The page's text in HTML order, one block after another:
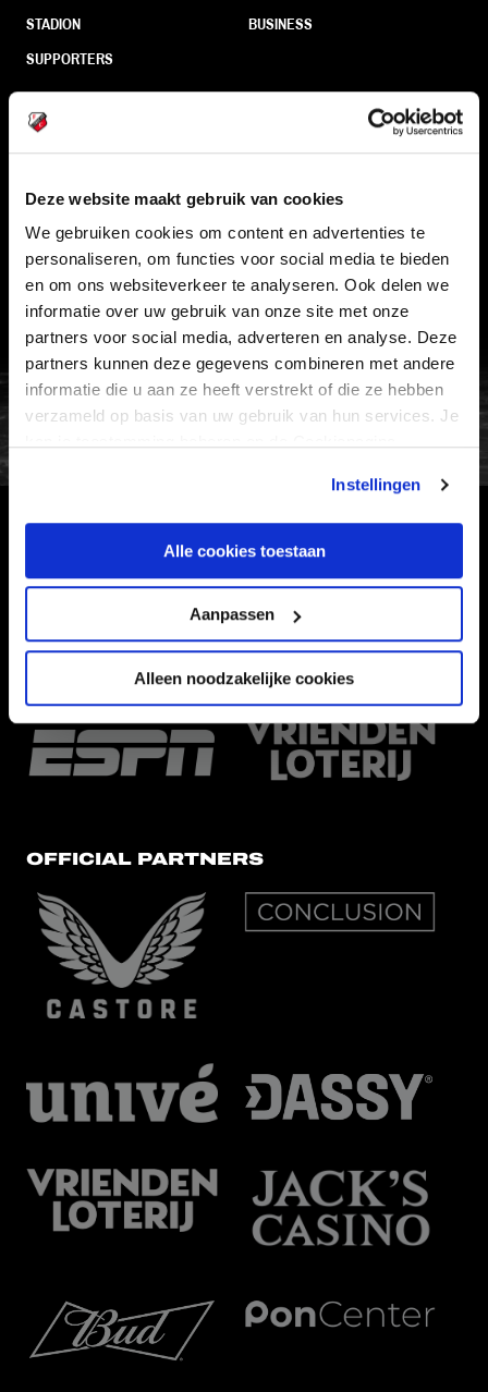
Deze website maakt gebruik van cookies
We gebruiken cookies om content en advertenties te
personaliseren, om functies voor social media te bieden
en om ons websiteverkeer te analyseren. Ook delen we
informatie over uw gebruik van onze site met onze
partners voor social media, adverteren en analyse. Deze
partners kunnen deze gegevens combineren met andere
informatie die u aan ze heeft verstrekt of die ze hebben
verzameld op basis van uw gebruik van hun services. Je
Instellingen
Alle cookies toestaan
Aanpassen
Alleen noodzakelijke cookies
STADION
SUPPORTERS
BUSINESS
Informatie
VEELGESTELDE VRAGEN
CONTACT
WERKEN BIJ
VERTROUWENSPERSOON
FC Utrecht<br>vanuit<br>het
HOOFDSPONSOR
EREDIVISIEPARTNERS
OFFICIAL PARTNERS